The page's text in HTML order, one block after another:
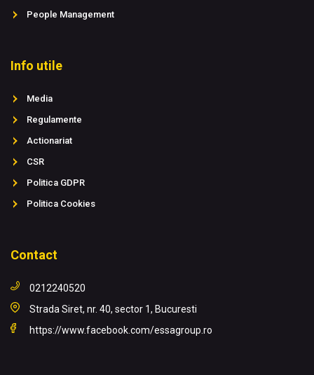
People Management
Info utile
Media
Regulamente
Actionariat
CSR
Politica GDPR
Politica Cookies
Contact
0212240520
Strada Siret, nr. 40, sector 1, Bucuresti
https://www.facebook.com/essagroup.ro